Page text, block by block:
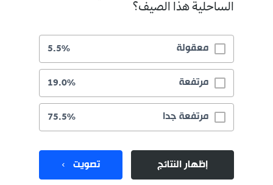
الساحلية هذا الصيف؟
معقولة 5.5%
مرتفعة 19.0%
مرتفعة جدا 75.5%
إظهار النتائج تصويت